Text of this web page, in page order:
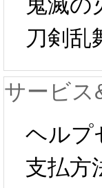
日から
が一時
します
以後の
鬼滅の
刀剣乱
サービス
ヘルプ
支払方